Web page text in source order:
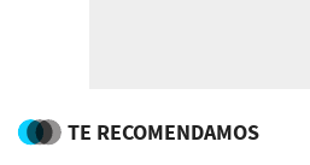
TE RECOMENDAMOS